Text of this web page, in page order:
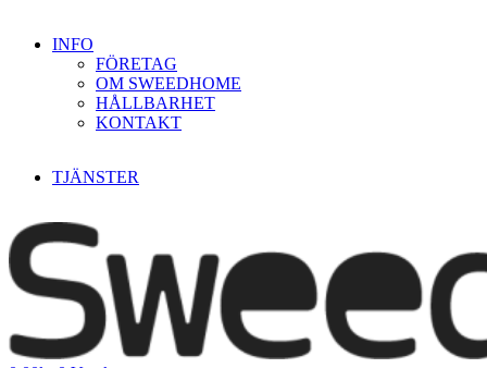
INFO
FÖRETAG
OM SWEEDHOME
HÅLLBARHET
KONTAKT
TJÄNSTER